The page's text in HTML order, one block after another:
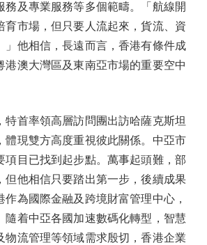
務及專業服務等多個範疇。「航線開
育市場，但只要人流起來，貨流、資
」他相信，長遠而言，香港有條件成
港澳大灣區及東南亞市場的重要空中
首率領高層訪問團出訪哈薩克斯坦
體現雙方高度重視彼此關係。中亞市
項目已找到起步點。萬事起頭難，部
但他相信只要踏出第一步，後續成果
作為國際金融及跨境財富管理中心，
隨着中亞各國加速數碼化轉型，智慧
物流管理等領域需求殷切，香港企業